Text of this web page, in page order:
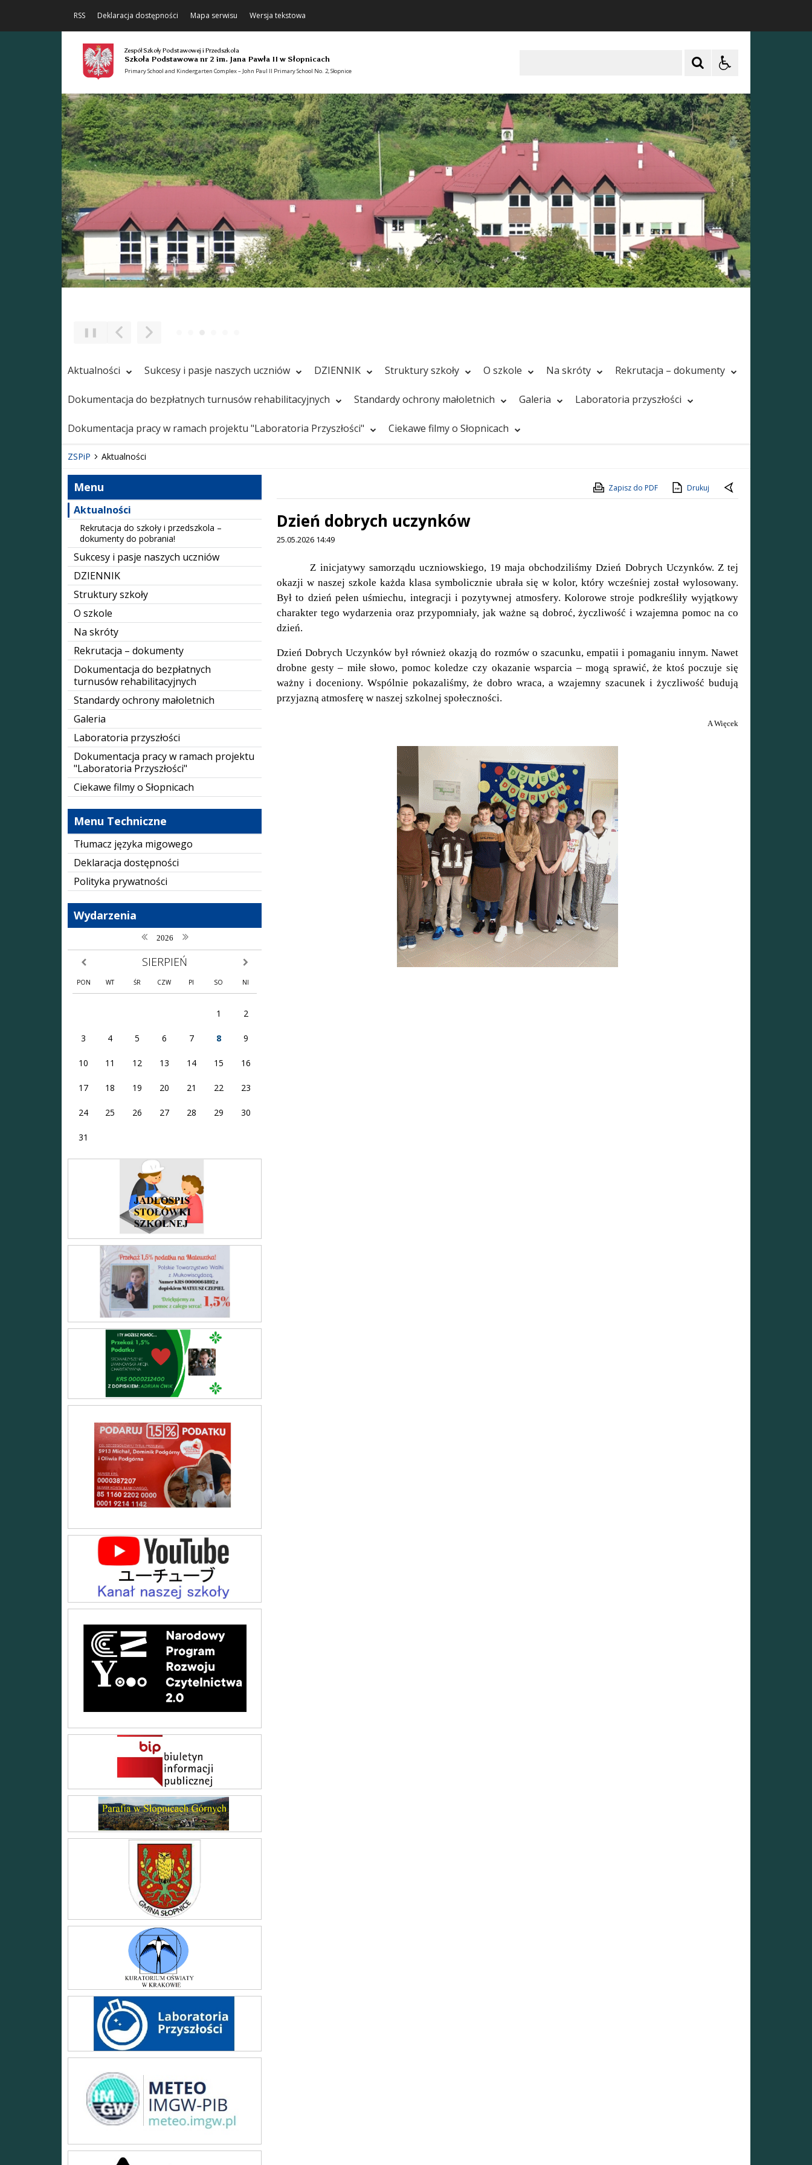
RSS Deklaracja dostępności Mapa serwisu Wersja tekstowa
Zespół Szkoły Podstawowej i Przedszkola
Szkoła Podstawowa nr 2 im. Jana Pawła II w Słopnicach
Primary School and Kindergarten Complex – John Paul II Primary School No. 2, Słopnice
Poprzedni Element
Następny Element
❚❚
Aktualności Sukcesy i pasje naszych uczniów DZIENNIK Struktury szkoły O szkole Na skróty Rekrutacja – dokumenty
Dokumentacja do bezpłatnych turnusów rehabilitacyjnych Standardy ochrony małoletnich Galeria Laboratoria przyszłości
Dokumentacja pracy w ramach projektu "Laboratoria Przyszłości" Ciekawe filmy o Słopnicach
ZSPiP Aktualności
Menu
Aktualności
Rekrutacja do szkoły i przedszkola –
dokumenty do pobrania!
Sukcesy i pasje naszych uczniów
DZIENNIK
Struktury szkoły
O szkole
Na skróty
Rekrutacja – dokumenty
Dokumentacja do bezpłatnych
turnusów rehabilitacyjnych
Standardy ochrony małoletnich
Galeria
Laboratoria przyszłości
Dokumentacja pracy w ramach projektu
"Laboratoria Przyszłości"
Ciekawe filmy o Słopnicach
Menu Techniczne
Tłumacz języka migowego
Deklaracja dostępności
Polityka prywatności
Wydarzenia
poprzedni rok
2026 następny rok
poprzedni miesiąc SIERPIEŃ następny miesiąc
PON WT ŚR CZW PI SO NI
1 2
3 4 5 6 7 8 9
10 11 12 13 14 15 16
17 18 19 20 21 22 23
24 25 26 27 28 29 30
31
Stołówka
Mateusz
Adrian
Oliwia
Kanał naszej szkoły na YouTube
Narodowy Program Rozwoju Czytelnictwa 2.0
BIP
Parafia w Słopnicach Górnych
Gmina Słopnice
Kuratorium Oświaty w Krakowie
Laboratoria przyszłości
Prognoza zagrożeń meteo
Zapisz do PDF Drukuj
Dzień dobrych uczynków
25.05.2026 14:49
Treść
Z inicjatywy samorządu uczniowskiego, 19 maja obchodziliśmy Dzień Dobrych Uczynków. Z tej
okazji w naszej szkole każda klasa symbolicznie ubrała się w kolor, który wcześniej został wylosowany.
Był to dzień pełen uśmiechu, integracji i pozytywnej atmosfery. Kolorowe stroje podkreśliły wyjątkowy
charakter tego wydarzenia oraz przypomniały, jak ważne są dobroć, życzliwość i wzajemna pomoc na co
dzień.
Dzień Dobrych Uczynków był również okazją do rozmów o szacunku, empatii i pomaganiu innym. Nawet
drobne gesty – miłe słowo, pomoc koledze czy okazanie wsparcia – mogą sprawić, że ktoś poczuje się
ważny i doceniony. Wspólnie pokazaliśmy, że dobro wraca, a wzajemny szacunek i życzliwość budują
przyjazną atmosferę w naszej szkolnej społeczności.
A Więcek